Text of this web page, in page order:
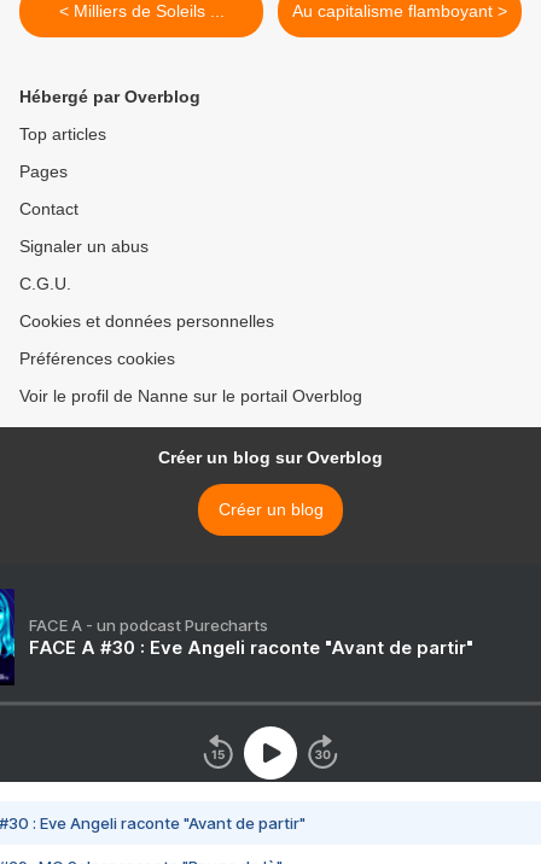
< Milliers de Soleils ... Au capitalisme flamboyant >
Hébergé par Overblog
Top articles
Pages
Contact
Signaler un abus
C.G.U.
Cookies et données personnelles
Préférences cookies
Voir le profil de Nanne sur le portail Overblog
Créer un blog sur Overblog
Créer un blog
FACE A - un podcast Purecharts
FACE A #30 : Eve Angeli raconte "Avant de partir"
#30 : Eve Angeli raconte "Avant de partir"